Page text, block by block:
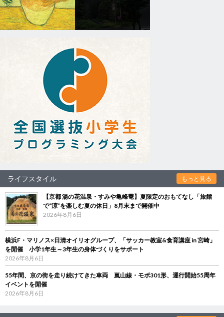
ライフスタイル もっと見る
【京都 湯の花温泉・すみや亀峰菴】夏限定のおもてなし「旅館
で“涼”を楽しむ夏の休日」8月末まで開催中
2026年8月6日
横浜F・マリノス×日清オイリオグループ、「サッカー教室&食育講座 in 宮崎」
を開催 小学1年生～3年生の身体づくりをサポート
2026年8月6日
55年間、京の街を走り続けてきた車両 嵐山線・モボ301形、運行開始55周年
イベントを開催
2026年8月6日